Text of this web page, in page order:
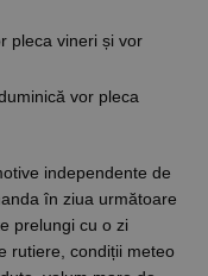
pleca vineri și vor
vor pleca
independente de
în ziua următoare
prelungi cu o zi
rutiere, condiții meteo